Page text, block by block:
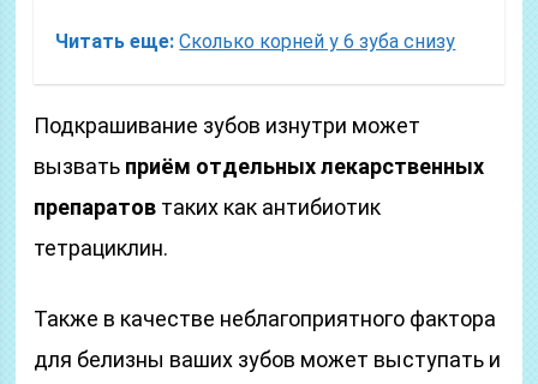
Читать еще: Сколько корней у 6 зуба снизу
Подкрашивание зубов изнутри может
вызвать приём отдельных лекарственных
препаратов таких как антибиотик
тетрациклин.
Также в качестве неблагоприятного фактора
для белизны ваших зубов может выступать и